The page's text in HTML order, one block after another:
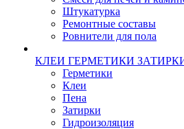
Штукатурка
Ремонтные составы
Ровнители для пола
КЛЕИ ГЕРМЕТИКИ
Герметики
Клеи
Пена
Затирки
Гидроизоляция